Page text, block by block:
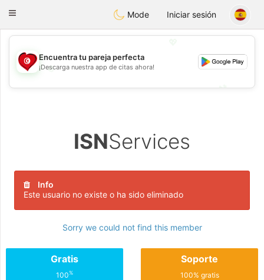
Tunisia Dating
Toggle
Mode Iniciar sesión
💖
💕
Encuentra tu pareja perfecta
¡Descarga nuestra app de citas ahora!
ISNServices
Info
Este usuario no existe o ha sido eliminado
Sorry we could not find this member
Gratis
100%
Soporte
100% gratis